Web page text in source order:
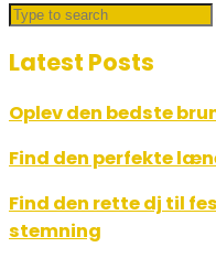
Latest Posts
Oplev den bedste
Find den perfekte
Find den rette dj til
stemning